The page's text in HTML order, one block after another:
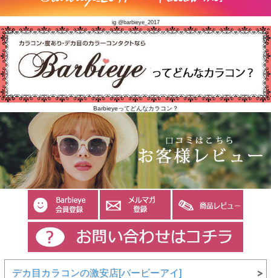
ig @barbieye_2017
Barbieyeってどんなカラコン？
デカ目カラコンの激安店[バービーアイ]